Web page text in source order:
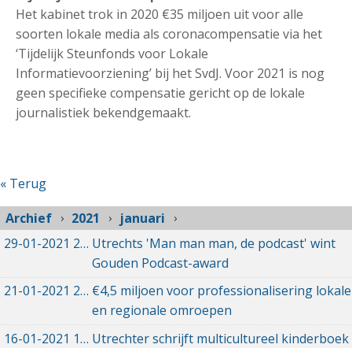
Het kabinet trok in 2020 €35 miljoen uit voor alle
soorten lokale media als coronacompensatie via het
‘Tijdelijk Steunfonds voor Lokale
Informatievoorziening’ bij het SvdJ. Voor 2021 is nog
geen specifieke compensatie gericht op de lokale
journalistiek bekendgemaakt.
« Terug
Archief
2021
januari
29-01-2021 29-01-2021 11:47
Utrechts 'Man man man, de podcast' wint
Gouden Podcast-award
21-01-2021 21-01-2021 16:12
€4,5 miljoen voor professionalisering lokale
en regionale omroepen
16-01-2021 16-01-2021 12:07
Utrechter schrijft multicultureel kinderboek